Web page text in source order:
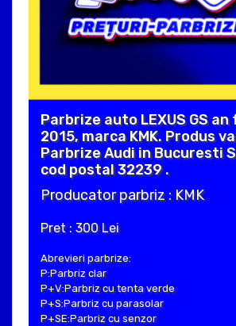
Parbrize auto LEXUS GS
2015, marca KMK. Produs
Parbrize Audi in Bucuresti
cod postal 32239 .
Producator parbriz : KMK
Pret : 300 Lei
Abrevieri parbrize:
P:Parbriz clar
P+V:Parbriz cu tenta verde
P+S:Parbriz cu parasolar
P+SE:Parbriz cu senzor